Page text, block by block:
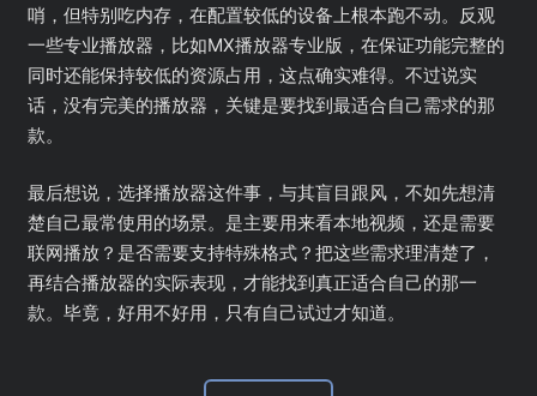
哨，但特别吃内存，在配置较低的设备上根本跑不动。反观
一些专业播放器，比如MX播放器专业版，在保证功能完整的
同时还能保持较低的资源占用，这点确实难得。不过说实
话，没有完美的播放器，关键是要找到最适合自己需求的那
款。
最后想说，选择播放器这件事，与其盲目跟风，不如先想清
楚自己最常使用的场景。是主要用来看本地视频，还是需要
联网播放？是否需要支持特殊格式？把这些需求理清楚了，
再结合播放器的实际表现，才能找到真正适合自己的那一
款。毕竟，好用不好用，只有自己试过才知道。